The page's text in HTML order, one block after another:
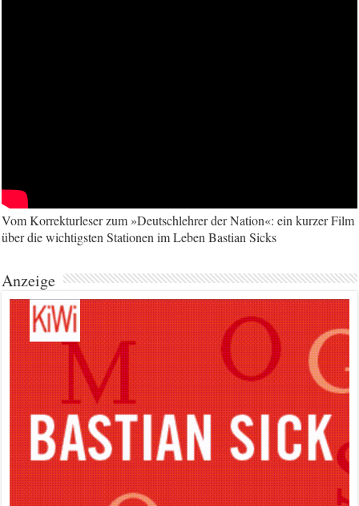
Vom Korrekturleser zum »Deutschlehrer der Nation«: ein kurzer Film
über die wichtigsten Stationen im Leben Bastian Sicks
Anzeige